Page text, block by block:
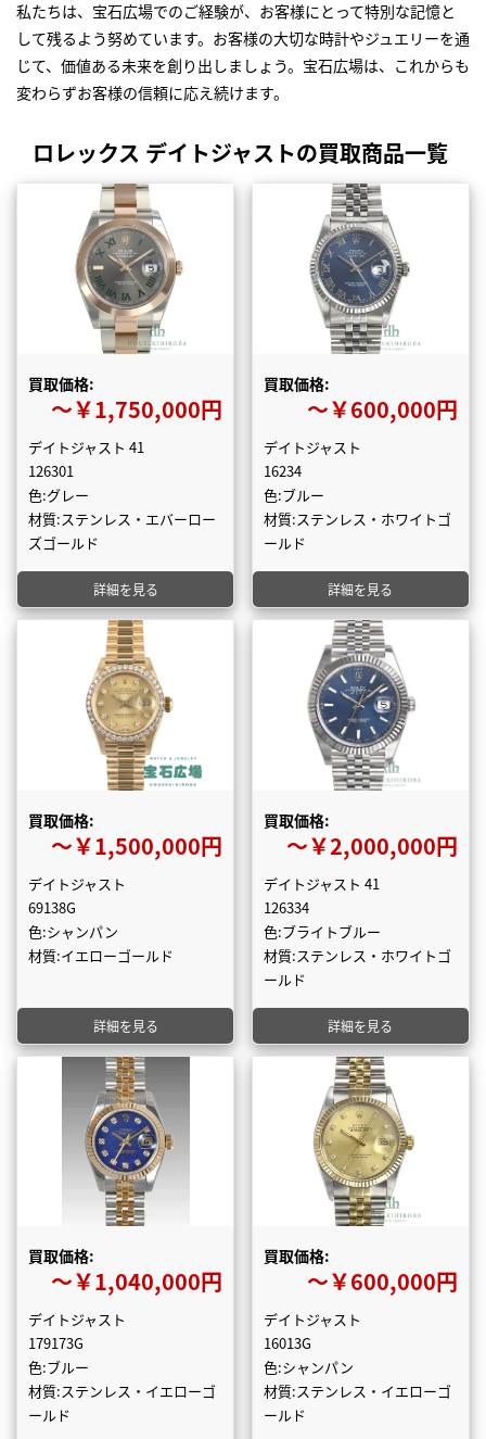
私たちは、宝石広場でのご経験が、お客様にとって特別な記憶と
して残るよう努めています。お客様の大切な時計やジュエリーを通
じて、価値ある未来を創り出しましょう。宝石広場は、これからも
変わらずお客様の信頼に応え続けます。
ロレックス デイトジャストの買取商品一覧
買取価格:
〜￥1,750,000円
デイトジャスト 41
126301
色:グレー
材質:ステンレス・エバーロー
ズゴールド
詳細を見る
買取価格:
〜￥600,000円
デイトジャスト
16234
色:ブルー
材質:ステンレス・ホワイトゴ
ールド
詳細を見る
買取価格:
〜￥1,500,000円
デイトジャスト
69138G
色:シャンパン
材質:イエローゴールド
詳細を見る
買取価格:
〜￥2,000,000円
デイトジャスト 41
126334
色:ブライトブルー
材質:ステンレス・ホワイトゴ
ールド
詳細を見る
買取価格:
〜￥1,040,000円
デイトジャスト
179173G
色:ブルー
材質:ステンレス・イエローゴ
ールド
買取価格:
〜￥600,000円
デイトジャスト
16013G
色:シャンパン
材質:ステンレス・イエローゴ
ールド